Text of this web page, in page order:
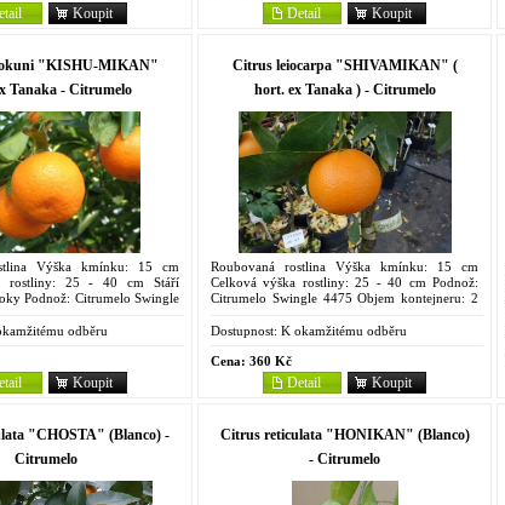
Koupit Koupit
Detail
"KISHU-MIKAN"
Tanaka - Citrumelo
Výška kmínku: 15 cm
rostliny: 25 - 40 cm Stáří
Podnož: Citrumelo Swingle
odběru
Koupit
Citrus leiocarpa "SHIVAMIKAN" (
hort. ex Tanaka ) - Citrumelo
Roubovaná rostlina Výška kmínku: 15 cm
Celková výška rostliny: 25 - 40 cm Podnož:
Citrumelo Swingle 4475 Objem kontejneru: 2
Raná...
Dostupnost: K okamžitému odběru
Cena: 360 Kč
Koupit
Detail
"CHOSTA" (Blanco) -
Citrumelo
Citrus reticulata "HONIKAN" (Blanco)
- Citrumelo